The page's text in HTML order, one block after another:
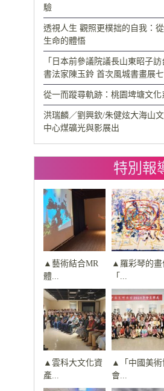
驗
透視人生 觀照更樸拙的自我：
生命的體悟
「日本前參議院議長山東昭子
書法家陳玉鈴 首次風城書畫展
從一而蹤尋軌跡：桃園埤塘文化
洪瑞麟／劉興欽/朱健炫大海山
中心煤礦光與影展出
特別報
▲藝術結合MR
體...
▲羅彩琴的畫
「...
▲雲科大文化資
產...
▲「中國美術
會...